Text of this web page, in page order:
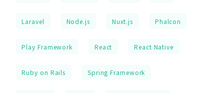
Laravel Node.js Nuxt.js Phalcon
Play Framework React React Native
Ruby on Rails Spring Framework